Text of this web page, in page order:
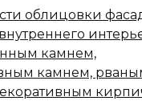
облицовки
камнем,
камнем,